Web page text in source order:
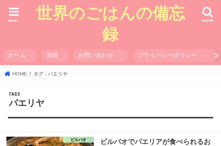
世界のごはんの備忘
録
search
menu
ホーム 池袋 お問い合わせ プライバシーポリシー
HOME タグ : パエリヤ
パエリヤ
ビルバオ
ビルバオでパエリアが食べられるお